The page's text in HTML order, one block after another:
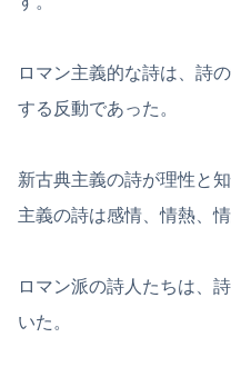
ロマン主義的な詩は、詩
する反動であった。
新古典主義の詩が理性と
主義の詩は感情、情熱、情
ロマン派の詩人たちは、
いた。